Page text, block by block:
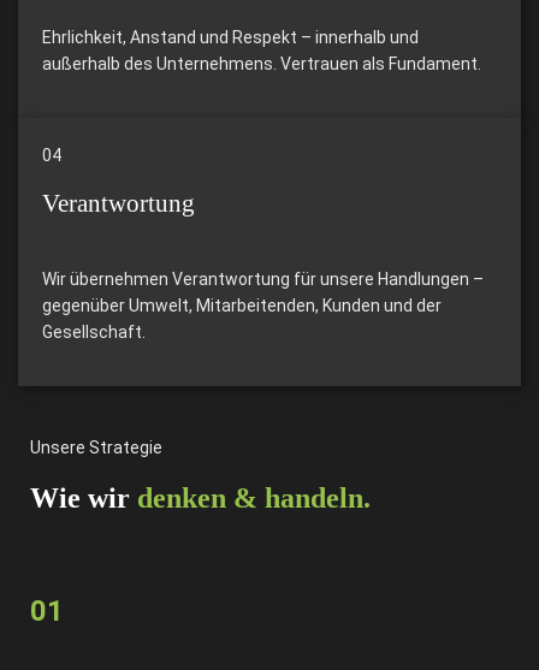
Ehrlichkeit, Anstand und Respekt – innerhalb und
außerhalb des Unternehmens. Vertrauen als Fundament.
04
Verantwortung
Wir übernehmen Verantwortung für unsere Handlungen –
gegenüber Umwelt, Mitarbeitenden, Kunden und der
Gesellschaft.
Unsere Strategie
Wie wir denken & handeln.
01